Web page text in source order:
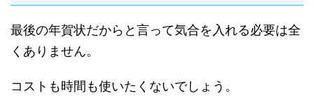
最後の年賀状だからと言って気合を入れる必要は全
くありません。
コストも時間も使いたくないでしょう。